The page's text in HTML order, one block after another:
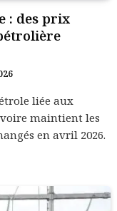
: des prix
liée aux
maintient les
en avril 2026.